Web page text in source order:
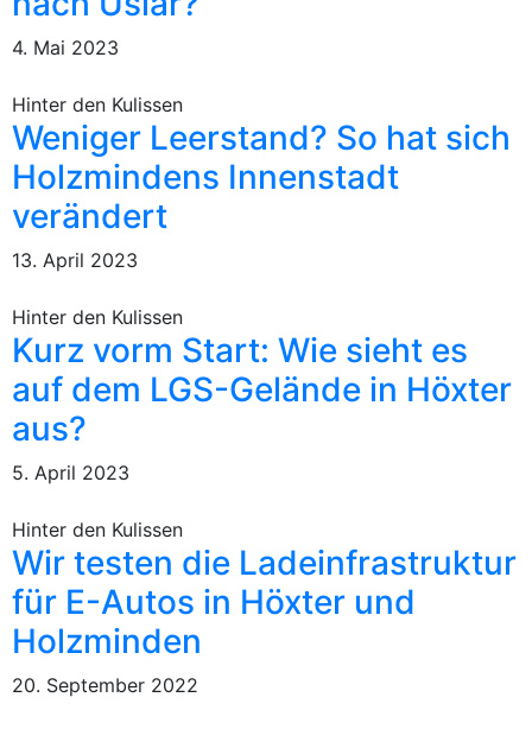
4. Mai 2023
Hinter den Kulissen
Weniger Leerstand? So hat sich
Holzmindens Innenstadt
verändert
13. April 2023
Hinter den Kulissen
Kurz vorm Start: Wie sieht es
auf dem LGS-Gelände in Höxter
aus?
5. April 2023
Hinter den Kulissen
Wir testen die Ladeinfrastruktur
für E-Autos in Höxter und
Holzminden
20. September 2022